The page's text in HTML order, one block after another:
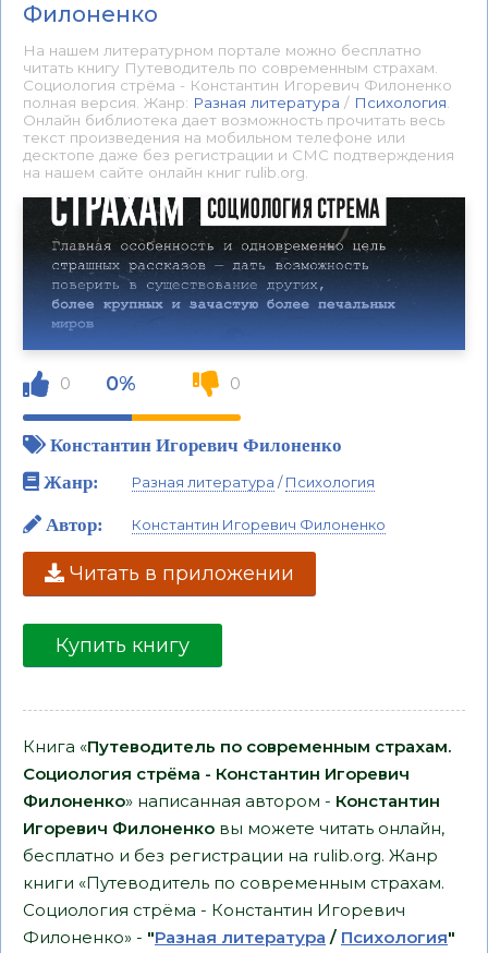
Филоненко
На нашем литературном портале можно бесплатно
читать книгу Путеводитель по современным страхам.
Социология стрёма - Константин Игоревич Филоненко
полная версия. Жанр: Разная литература / Психология
Онлайн библиотека дает возможность прочитать весь
текст произведения на мобильном телефоне или
десктопе даже без регистрации и СМС подтверждения
на нашем сайте онлайн книг rulib.org.
0 0% 0
Константин Игоревич Филоненко
Жанр:
Разная литература /Психология
Автор: Константин Игоревич Филоненко
Читать в приложении
Купить книгу
Книга «Путеводитель по современным страхам.
Социология стрёма - Константин Игоревич
Филоненко» написанная автором - Константин
Игоревич Филоненко вы можете читать онлайн,
бесплатно и без регистрации на rulib.org. Жанр
книги «Путеводитель по современным страхам.
Социология стрёма - Константин Игоревич
Филоненко» - "Разная литература / Психология"